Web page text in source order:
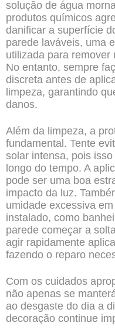
solução de água
produtos químicos
danificar a superfície
parede laváveis, uma
utilizada para remover
No entanto, sempre
discreta antes de
limpeza, garantindo
danos.
Além da limpeza, a
fundamental. Tente
solar intensa, pois
longo do tempo. A
pode ser uma boa
impacto da luz.
umidade excessiva
instalado, como
parede começar a
agir rapidamente
fazendo o reparo
Com os cuidados
não apenas se
ao desgaste do dia a
decoração continue